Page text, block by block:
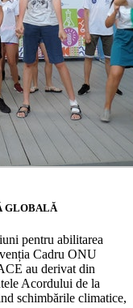
GLOBALĂ
pentru abilitarea
Cadru ONU
au derivat din
Acordului de la
schimbările climatice,